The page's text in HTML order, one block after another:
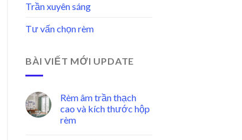
Trần xuyên sáng
Tư vấn chọn rèm
BÀI VIẾT MỚI UPDATE
Rèm âm trần thạch
cao và kích thước hộp
rèm